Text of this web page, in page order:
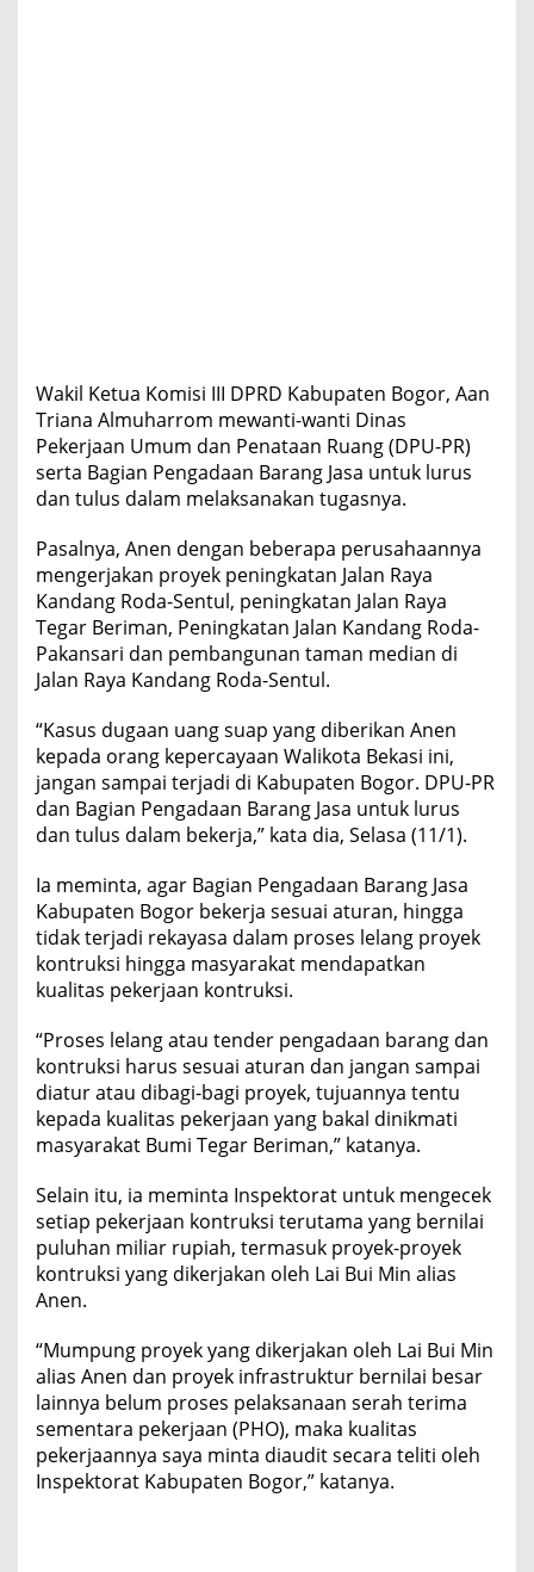
Wakil Ketua Komisi III DPRD Kabupaten Bogor, Aan
Triana Almuharrom mewanti-wanti Dinas
Pekerjaan Umum dan Penataan Ruang (DPU-PR)
serta Bagian Pengadaan Barang Jasa untuk lurus
dan tulus dalam melaksanakan tugasnya.
Pasalnya, Anen dengan beberapa perusahaannya
mengerjakan proyek peningkatan Jalan Raya
Kandang Roda-Sentul, peningkatan Jalan Raya
Tegar Beriman, Peningkatan Jalan Kandang Roda-
Pakansari dan pembangunan taman median di
Jalan Raya Kandang Roda-Sentul.
“Kasus dugaan uang suap yang diberikan Anen
kepada orang kepercayaan Walikota Bekasi ini,
jangan sampai terjadi di Kabupaten Bogor. DPU-PR
dan Bagian Pengadaan Barang Jasa untuk lurus
dan tulus dalam bekerja,” kata dia, Selasa (11/1).
Ia meminta, agar Bagian Pengadaan Barang Jasa
Kabupaten Bogor bekerja sesuai aturan, hingga
tidak terjadi rekayasa dalam proses lelang proyek
kontruksi hingga masyarakat mendapatkan
kualitas pekerjaan kontruksi.
“Proses lelang atau tender pengadaan barang dan
kontruksi harus sesuai aturan dan jangan sampai
diatur atau dibagi-bagi proyek, tujuannya tentu
kepada kualitas pekerjaan yang bakal dinikmati
masyarakat Bumi Tegar Beriman,” katanya.
Selain itu, ia meminta Inspektorat untuk mengecek
setiap pekerjaan kontruksi terutama yang bernilai
puluhan miliar rupiah, termasuk proyek-proyek
kontruksi yang dikerjakan oleh Lai Bui Min alias
Anen.
“Mumpung proyek yang dikerjakan oleh Lai Bui Min
alias Anen dan proyek infrastruktur bernilai besar
lainnya belum proses pelaksanaan serah terima
sementara pekerjaan (PHO), maka kualitas
pekerjaannya saya minta diaudit secara teliti oleh
Inspektorat Kabupaten Bogor,” katanya.